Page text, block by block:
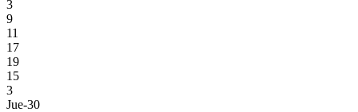
3
9
11
17
19
15
3
Jue-30